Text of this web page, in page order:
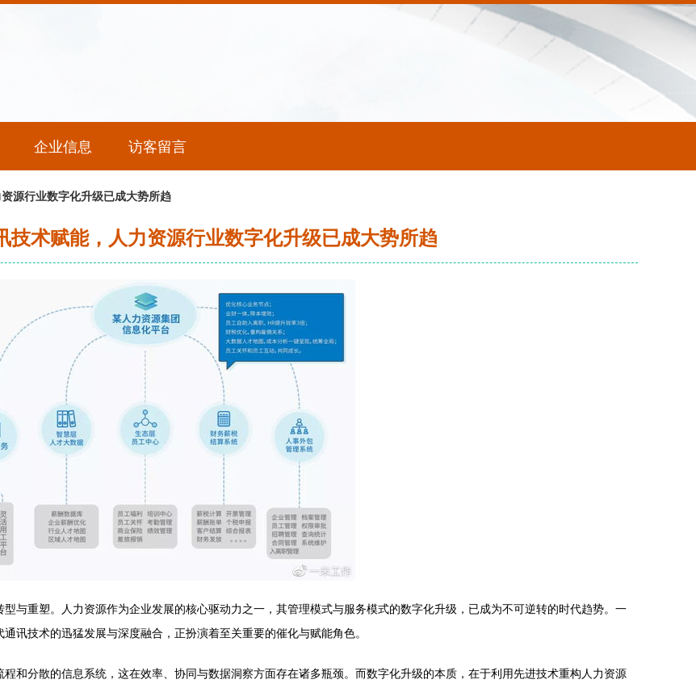
企业信息 访客留言
源行业数字化升级已成大势所趋
技术赋能，人力资源行业数字化升级已成大势所趋
与重塑。人力资源作为企业发展的核心驱动力之一，其管理模式与服务模式的数字化升级，已成为不可逆转的时代趋势。一
讯技术的迅猛发展与深度融合，正扮演着至关重要的催化与赋能角色。
和分散的信息系统，这在效率、协同与数据洞察方面存在诸多瓶颈。而数字化升级的本质，在于利用先进技术重构人力资源